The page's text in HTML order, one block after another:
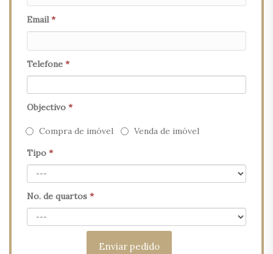
Email*
Telefone *
Objectivo *
Compra de imóvel
Venda de imóvel
Tipo *
No. de quartos *